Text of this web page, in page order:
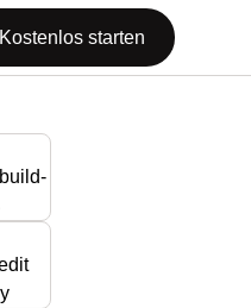
Kostenlos starten